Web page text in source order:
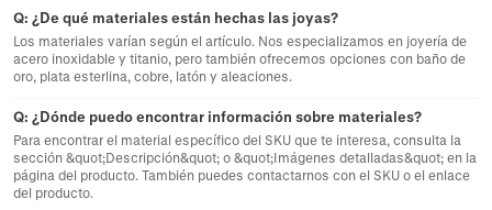
Q: ¿De qué materiales están hechas las joyas?
Los materiales varían según el artículo. Nos especializamos en joyería de
acero inoxidable y titanio, pero también ofrecemos opciones con baño de
oro, plata esterlina, cobre, latón y aleaciones.
Q: ¿Dónde puedo encontrar información sobre materiales?
Para encontrar el material específico del SKU que te interesa, consulta la
sección &quot;Descripción&quot; o &quot;Imágenes detalladas&quot; en la
página del producto. También puedes contactarnos con el SKU o el enlace
del producto.